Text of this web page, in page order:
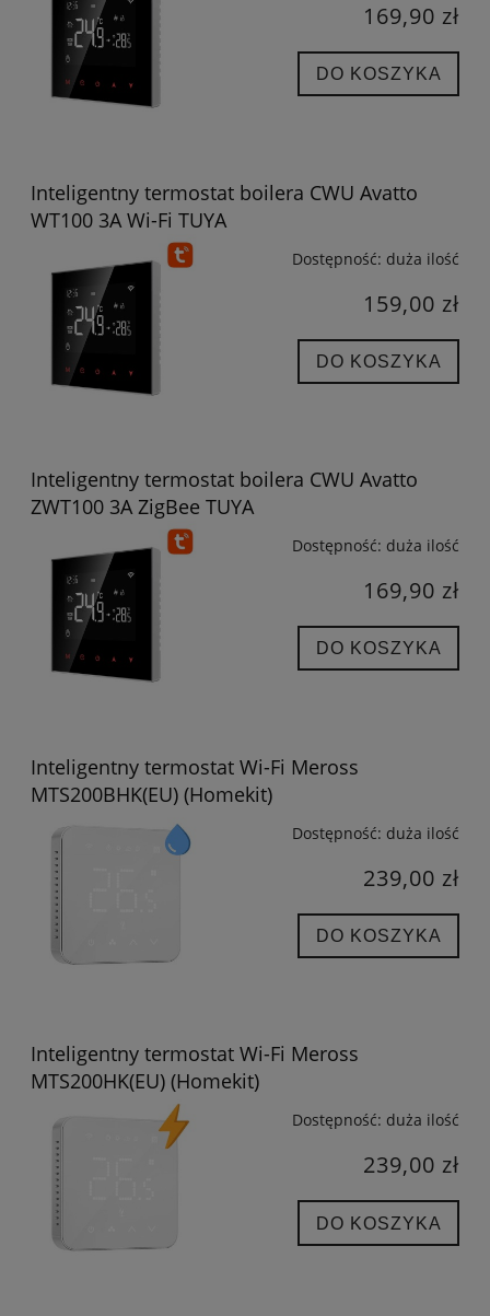
169,90 zł
DO KOSZYKA
Inteligentny termostat boilera CWU Avatto
WT100 3A Wi-Fi TUYA
Dostępność: duża ilość
159,00 zł
DO KOSZYKA
Inteligentny termostat boilera CWU Avatto
ZWT100 3A ZigBee TUYA
Dostępność: duża ilość
169,90 zł
DO KOSZYKA
Inteligentny termostat Wi-Fi Meross
MTS200BHK(EU) (Homekit)
Dostępność: duża ilość
239,00 zł
DO KOSZYKA
Inteligentny termostat Wi-Fi Meross
MTS200HK(EU) (Homekit)
Dostępność: duża ilość
239,00 zł
DO KOSZYKA